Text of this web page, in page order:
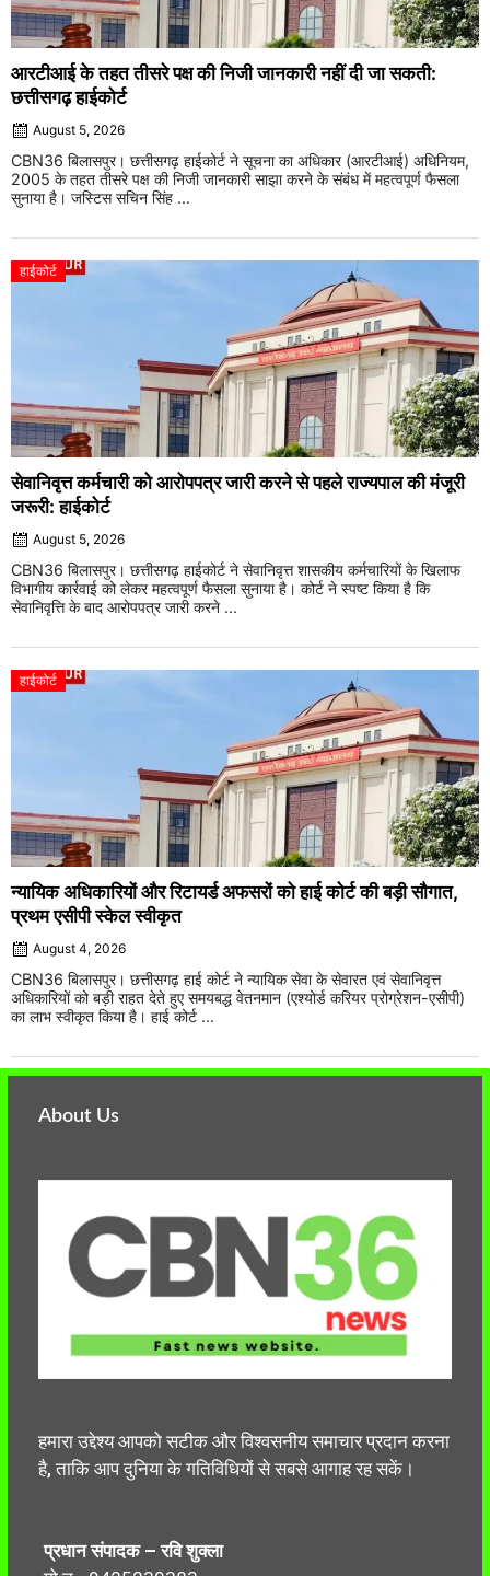
आरटीआई के तहत तीसरे पक्ष की निजी जानकारी नहीं दी जा सकती:
छत्तीसगढ़ हाईकोर्ट
August 5, 2026
CBN36 बिलासपुर। छत्तीसगढ़ हाईकोर्ट ने सूचना का अधिकार (आरटीआई) अधिनियम,
2005 के तहत तीसरे पक्ष की निजी जानकारी साझा करने के संबंध में महत्वपूर्ण फैसला
सुनाया है। जस्टिस सचिन सिंह ...
हाईकोर्ट
सेवानिवृत्त कर्मचारी को आरोपपत्र जारी करने से पहले राज्यपाल की मंजूरी
जरूरी: हाईकोर्ट
August 5, 2026
CBN36 बिलासपुर। छत्तीसगढ़ हाईकोर्ट ने सेवानिवृत्त शासकीय कर्मचारियों के खिलाफ
विभागीय कार्रवाई को लेकर महत्वपूर्ण फैसला सुनाया है। कोर्ट ने स्पष्ट किया है कि
सेवानिवृत्ति के बाद आरोपपत्र जारी करने ...
हाईकोर्ट
न्यायिक अधिकारियों और रिटायर्ड अफसरों को हाई कोर्ट की बड़ी सौगात,
प्रथम एसीपी स्केल स्वीकृत
August 4, 2026
CBN36 बिलासपुर। छत्तीसगढ़ हाई कोर्ट ने न्यायिक सेवा के सेवारत एवं सेवानिवृत्त
अधिकारियों को बड़ी राहत देते हुए समयबद्ध वेतनमान (एश्योर्ड करियर प्रोग्रेशन-एसीपी)
का लाभ स्वीकृत किया है। हाई कोर्ट ...
About Us
हमारा उद्देश्य आपको सटीक और विश्वसनीय समाचार प्रदान करना
है, ताकि आप दुनिया के गतिविधियों से सबसे आगाह रह सकें।
प्रधान संपादक – रवि शुक्ला